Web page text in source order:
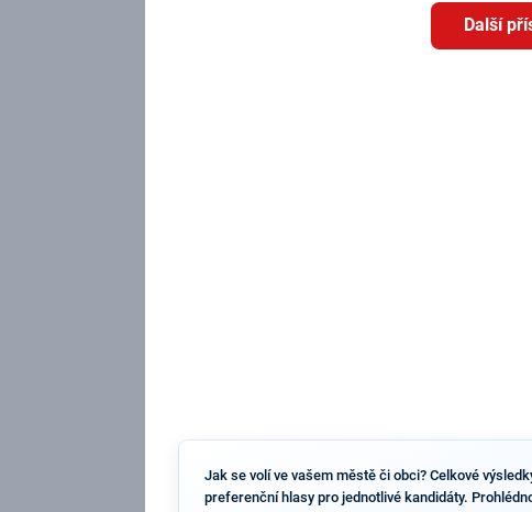
Další
Jak se volí ve vašem městě či obci? Celkové
preferenční hlasy pro jednotlivé kandidáty.